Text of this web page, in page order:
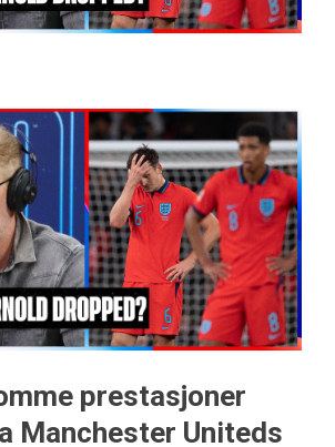
prestasjoner
Manchester Uniteds